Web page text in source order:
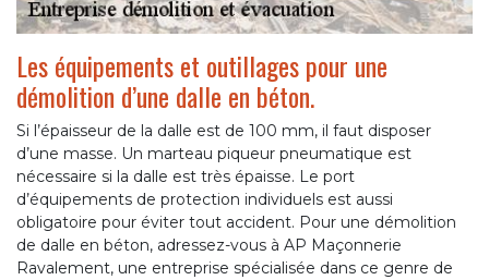
Les équipements et outillages pour une
démolition d’une dalle en béton.
Si l’épaisseur de la dalle est de 100 mm, il faut disposer
d’une masse. Un marteau piqueur pneumatique est
nécessaire si la dalle est très épaisse. Le port
d’équipements de protection individuels est aussi
obligatoire pour éviter tout accident. Pour une démolition
de dalle en béton, adressez-vous à AP Maçonnerie
Ravalement, une entreprise spécialisée dans ce genre de